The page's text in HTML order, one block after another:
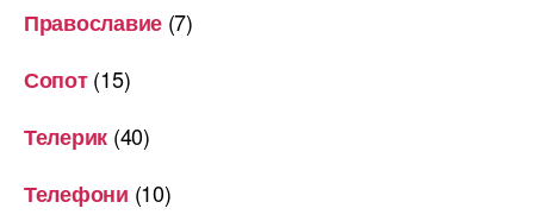
Православие (7)
Сопот(15)
Телерик (40)
Телефони (10)